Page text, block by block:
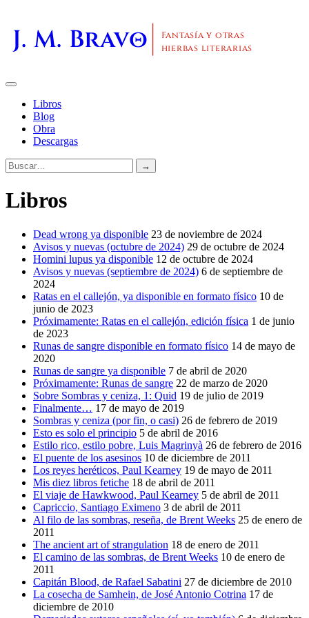
J. M. Bravo
Fantasía y otras
hierbas literarias
Libros
Blog
Obra
Descargas
→
Libros
Dead wrong ya disponible 23 de noviembre de 2024
Avisos y nuevas (octubre de 2024) 29 de octubre de 2024
Homini lupus ya disponible 12 de octubre de 2024
Avisos y nuevas (septiembre de 2024) 6 de septiembre de
2024
Ratas en el callejón, ya disponible en formato físico 10 de
junio de 2023
Próximamente: Ratas en el callejón, edición física 1 de junio
de 2023
Runas de sangre disponible en formato físico 14 de mayo de
2020
Runas de sangre ya disponible 7 de abril de 2020
Próximamente: Runas de sangre 22 de marzo de 2020
Sobre Sombras y ceniza, 1: Quid 19 de julio de 2019
Finalmente… 17 de mayo de 2019
Sombras y ceniza (por fin, o casi) 26 de febrero de 2019
Esto es solo el principio 5 de abril de 2016
Estilo rico, estilo pobre, Luis Magrinyà 26 de febrero de 2016
El puente de los asesinos 10 de diciembre de 2011
Los reyes heréticos, Paul Kearney 19 de mayo de 2011
Mis diez libros fetiche 18 de abril de 2011
El viaje de Hawkwood, Paul Kearney 5 de abril de 2011
Capriccio, Santiago Eximeno 3 de abril de 2011
Al filo de las sombras, reseña, de Brent Weeks 25 de enero de
2011
The ancient art of strangulation 18 de enero de 2011
El camino de las sombras, de Brent Weeks 10 de enero de
2011
Capitán Blood, de Rafael Sabatini 27 de diciembre de 2010
La cosecha de Samhein, de José Antonio Cotrina 17 de
diciembre de 2010